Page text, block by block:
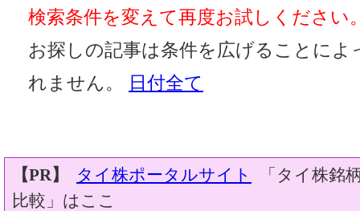
検索条件を変えて再度お試しください
お探しの記事は条件を広げることに
れません。
日付全て
【PR】 タイ株ポータルサイト
「タイ株銘
比較」はここ